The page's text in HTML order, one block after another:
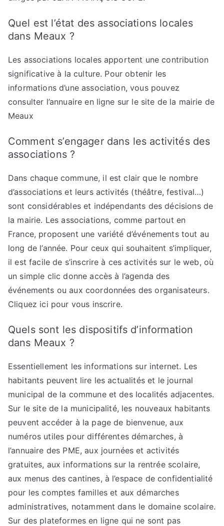
Quel est l’état des associations locales
dans Meaux ?
Les associations locales apportent une contribution
significative à la culture. Pour obtenir les
informations d’une association, vous pouvez
consulter l’annuaire en ligne sur le site de la mairie de
Meaux
Comment s’engager dans les activités des
associations ?
Dans chaque commune, il est clair que le nombre
d’associations et leurs activités (théâtre, festival…)
sont considérables et indépendants des décisions de
la mairie. Les associations, comme partout en
France, proposent une variété d’événements tout au
long de l’année. Pour ceux qui souhaitent s’impliquer,
il est facile de s’inscrire à ces activités sur le web, où
un simple clic donne accès à l’agenda des
événements ou aux coordonnées des organisateurs.
Cliquez ici pour vous inscrire.
Quels sont les dispositifs d’information
dans Meaux ?
Essentiellement les informations sur internet. Les
habitants peuvent lire les actualités et le journal
municipal de la commune et des localités adjacentes.
Sur le site de la municipalité, les nouveaux habitants
peuvent accéder à la page de bienvenue, aux
numéros utiles pour différentes démarches, à
l’annuaire des PME, aux journées et activités
gratuites, aux informations sur la rentrée scolaire,
aux menus des cantines, à l’espace de confidentialité
pour les comptes familles et aux démarches
administratives, notamment dans le domaine scolaire.
Sur des plateformes en ligne qui ne sont pas